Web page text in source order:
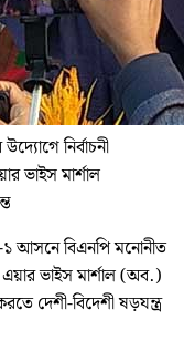
নির্বাচনী
ভাইস মার্শাল
১ আসনে বিএনপি মনোনীত
এয়ার ভাইস মার্শাল (অব.)
দেশী-বিদেশী ষড়যন্ত্র